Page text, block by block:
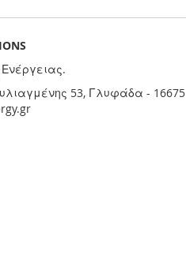
53, Γλυφάδα - 16675